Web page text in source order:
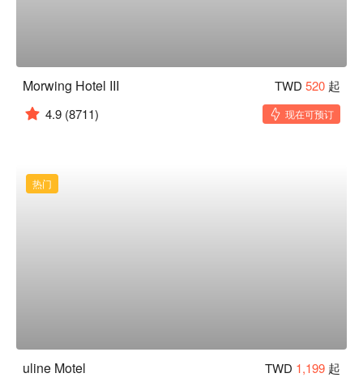
Morwing Hotel III TWD 520 起
4.9 (8711) 现在可预订
热门
uline Motel TWD 1,199 起